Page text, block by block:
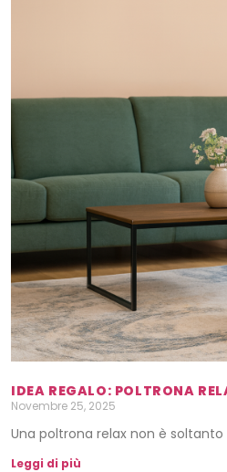
IDEA REGALO: POLTRONA
Novembre 25, 2025
Una poltrona relax non è
Leggi di più